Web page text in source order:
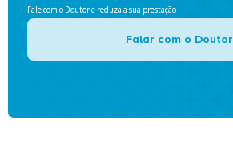
Fale com o Doutor e reduza a sua prestação
Falar com o Doutor